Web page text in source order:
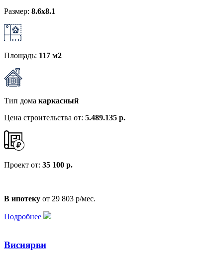
Размер: 8.6х8.1
Площадь: 117 м2
Тип дома каркасный
Цена строительства от: 5.489.135 р.
Проект от: 35 100 р.
В ипотеку от 29 803 р/мес.
Подробнее
Висиярви